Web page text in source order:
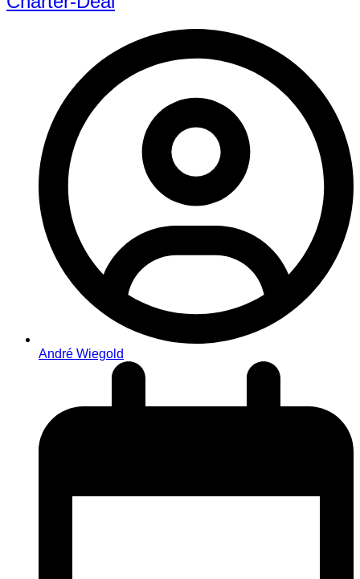
André Wiegold